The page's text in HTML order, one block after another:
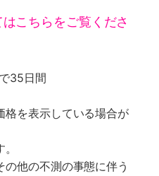
こちらをご覧くださ
35日間
格を表示している場合が
他の不測の事態に伴う